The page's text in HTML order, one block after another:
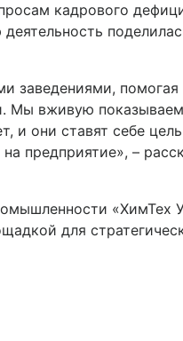
кадрового
заведениями, помогая
Мы вживую показываем
и они ставят себе цель
предприятие», –
«ХимТех
для